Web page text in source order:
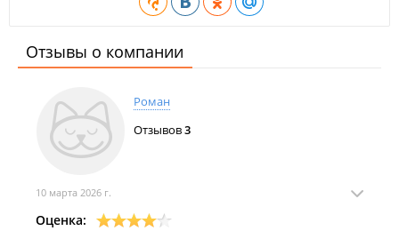
Отзывы о компании
Роман
Отзывов3
10 марта 2026 г.
Оценка: